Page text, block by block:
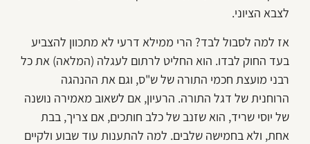
לצבא הציוני.
אז למה לסבול לבד? הרי ממילא דרעי לא מתכוון להצביע
בעד החוק לבדו. הוא החליט לרתום לעגלה (המלאה) את כל
רבני מועצת חכמי התורה של ש"ס, וגם את ההנהגה
הרוחנית של דגל התורה. הרעיון, אם לשאוב מאמירה נושנה
של יוסי שריד, הוא שזנב של כלב חותכים, אם צריך, בבת
אחת, ולא בחמישה שלבים. למה להתענות עוד שבוע ולקיים